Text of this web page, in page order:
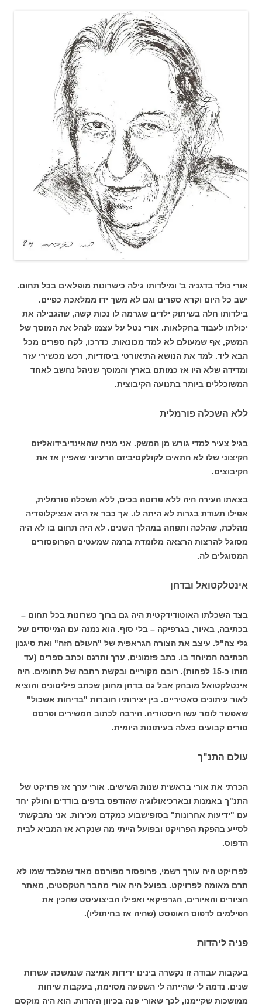
אורי נולד בדגניה ב' ומילדותו גילה כישרונות מופלאים בכל תחום.
ישב כל היום וקרא ספרים וגם לא משך ידו ממלאכת כפיים.
בילדותו חלה בשיתוק ילדים שגרמה לו נכות קשה, שהגבילה את
יכולתו לעבוד בחקלאות. אורי נטל על עצמו לנהל את המוסך של
המשק, אף שמעולם לא למד מכונאות. כדרכו, לקח ספרים מכל
הבא ליד. למד את הנושא התיאורטי ביסודיות, רכש מכשירי עזר
ומדידה שלא היו אז כמותם בארץ והמוסך שניהל נחשב לאחד
המשוכללים ביותר בתנועה הקיבוצית.
ללא השכלה פורמלית
בגיל צעיר למדי גורש מן המשק. אני מניח שהאינדיבידואליזם
הקיצוני שלו לא התאים לקולקטיביזם הרעיוני שאפיין אז את
הקיבוצים.
בצאתו העירה היה ללא פרוטה בכיס, ללא השכלה פורמלית,
אפילו תעודת בגרות לא היתה לו. אך כבר אז היה אנציקלופדיה
מהלכת, שהלכה ותפחה במהלך השנים. לא היה תחום בו לא היה
מסוגל להרצות הרצאה מלומדת ברמה שמעטים הפרופסורים
המסוגלים לה.
אינטלקטואל ובדחן
בצד השכלתו האוטודידקטית היה גם ברוך כשרונות בכל תחום –
בכתיבה, באיור, בגרפיקה – בלי סוף. הוא נמנה עם המייסדים של
גלי צה"ל. עיצב את הצורה הגראפית של "העולם הזה" ואת סיגנון
הכתיבה המיוחד בו. כתב פזמונים, ערך ותרגם וכתב ספרים (עד
מותו כ-15 לפחות). רובם מקוריים ובקשת רחבה של תחומים. היה
אינטלקטואל מובהק אבל גם בדחן מחונן שכתב פיליטונים והוציא
לאור עיתונים סאטיריים. בין יצירותיו חוברות "בדיחות אשכול"
שאפשר לומר עשו היסטוריה. הירבה לכתוב חמשירים ופרסם
טורים קבועים כאלה בעיתונות היומית.
עולם התנ"ך
הכרתי את אורי בראשית שנות השישים. אורי ערך אז פרויקט של
התנ"ך באמנות ובארכיאולוגיה שהודפס בדפים בודדים וחולק יחד
עם "ידיעות אחרונות" בסופישבוע כמקדם מכירות. אני נתבקשתי
לסייע בהפקת הפרויקט ובפועל הייתי מה שנקרא אז המביא לבית
הדפוס.
לפרויקט היה עורך רשמי, פרופסור מפורסם מאד שמלבד שמו לא
תרם מאומה לפרויקט. בפועל היה אורי מחבר הטקסטים, מאתר
הציורים והאיורים, הגרפיקאי ואפילו הביצועיסט שהכין את
הפילמים לדפוס האופסט (שהיה אז בחיתוליו).
פניה ליהדות
בעקבות עבודה זו נקשרה בינינו ידידות אמיצה שנמשכה עשרות
שנים. נדמה לי שהייתה לי השפעה מסוימת, בעקבות שיחות
ממושכות שקיימנו, לכך שאורי פנה בכיוון היהדות. הוא היה מוקסם